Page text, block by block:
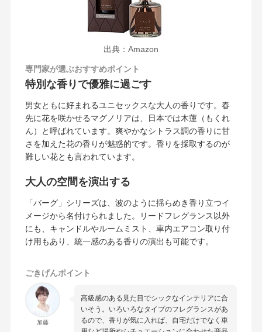
出典：Amazon
専門家が選ぶおすすめポイント
特別な香りで優雅に過ごす
男女ともに好まれるユニセックスな大人の香りです。春
先に花を咲かせるマグノリアは、日本では木蓮（もくれ
ん）と呼ばれています。爽やかなシトラス調の香りに甘
さを加えた花の香りが魅惑的です。香りを採取するのが
難しい花とも言われています。
大人の空間を演出する
「バーグ」シリーズは、波のように揺らめき香り立つイ
メージから名付けられました。リードフレグランス以外
にも、キャンドルやルームミスト、車内エアコン取り付
け用もあり、統一感のある香りの演出も可能です。
ごきげんポイント
加藤
高級感のある見た目でシックなインテリアに合
いそう。いろいろなタイプのフレグランスがあ
るので、香りが気に入れば、自宅だけでなく車